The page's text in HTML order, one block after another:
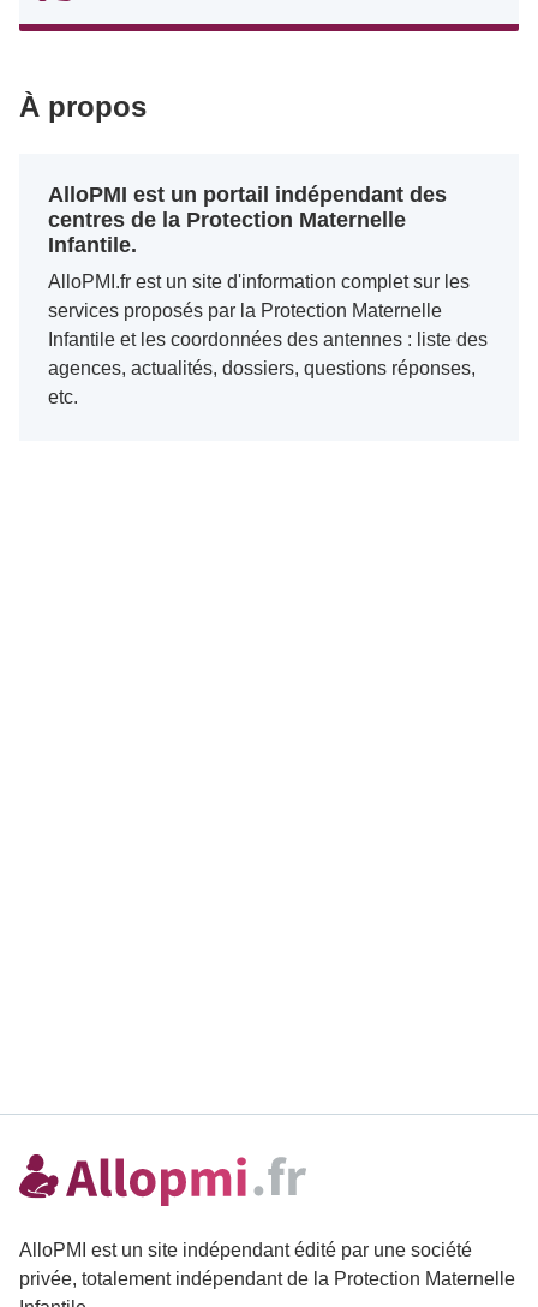
À propos
AlloPMI est un portail indépendant des
centres de la Protection Maternelle
Infantile.
AlloPMI.fr est un site d'information complet sur les
services proposés par la Protection Maternelle
Infantile et les coordonnées des antennes : liste des
agences, actualités, dossiers, questions réponses,
etc.
AlloPMI est un site indépendant édité par une société
privée, totalement indépendant de la Protection Maternelle